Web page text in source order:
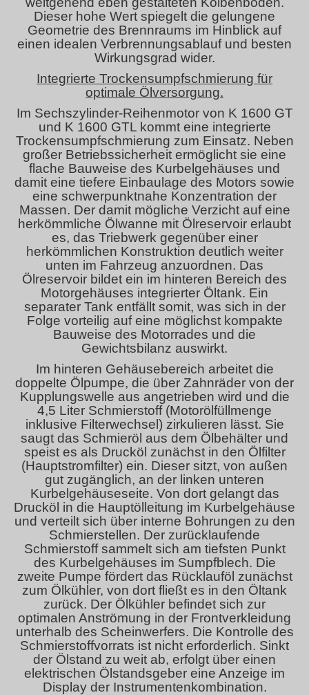
Dieser hohe Wert spiegelt die gelungene
Geometrie des Brennraums im Hinblick auf
einen idealen Verbrennungsablauf und besten
Wirkungsgrad wider.
Integrierte Trockensumpfschmierung für
optimale Ölversorgung.
Im Sechszylinder-Reihenmotor von K 1600 GT
und K 1600 GTL kommt eine integrierte
Trockensumpfschmierung zum Einsatz. Neben
großer Betriebssicherheit ermöglicht sie eine
flache Bauweise des Kurbelgehäuses und
damit eine tiefere Einbaulage des Motors sowie
eine schwerpunktnahe Konzentration der
Massen. Der damit mögliche Verzicht auf eine
herkömmliche Ölwanne mit Ölreservoir erlaubt
es, das Triebwerk gegenüber einer
herkömmlichen Konstruktion deutlich weiter
unten im Fahrzeug anzuordnen. Das
Ölreservoir bildet ein im hinteren Bereich des
Motorgehäuses integrierter Öltank. Ein
separater Tank entfällt somit, was sich in der
Folge vorteilig auf eine möglichst kompakte
Bauweise des Motorrades und die
Gewichtsbilanz auswirkt.
Im hinteren Gehäusebereich arbeitet die
doppelte Ölpumpe, die über Zahnräder von der
Kupplungswelle aus angetrieben wird und die
4,5 Liter Schmierstoff (Motorölfüllmenge
inklusive Filterwechsel) zirkulieren lässt. Sie
saugt das Schmieröl aus dem Ölbehälter und
speist es als Drucköl zunächst in den Ölfilter
(Hauptstromfilter) ein. Dieser sitzt, von außen
gut zugänglich, an der linken unteren
Kurbelgehäuseseite. Von dort gelangt das
Drucköl in die Hauptölleitung im Kurbelgehäuse
und verteilt sich über interne Bohrungen zu den
Schmierstellen. Der zurücklaufende
Schmierstoff sammelt sich am tiefsten Punkt
des Kurbelgehäuses im Sumpfblech. Die
zweite Pumpe fördert das Rücklauföl zunächst
zum Ölkühler, von dort fließt es in den Öltank
zurück. Der Ölkühler befindet sich zur
optimalen Anströmung in der Frontverkleidung
unterhalb des Scheinwerfers. Die Kontrolle des
Schmierstoffvorrats ist nicht erforderlich. Sinkt
der Ölstand zu weit ab, erfolgt über einen
elektrischen Ölstandsgeber eine Anzeige im
Display der Instrumentenkombination.